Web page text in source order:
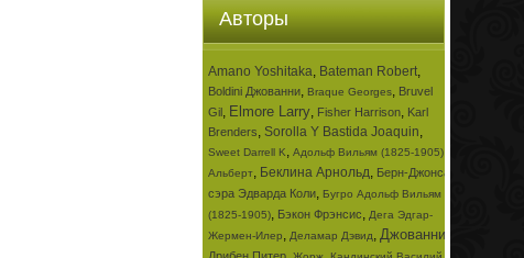
Авторы
Amano Yoshitaka, Bateman Robert,
Boldini Джованни, Braque Georges, Bruvel
Gil, Elmore Larry, Fisher Harrison, Karl
Brenders, Sorolla Y Bastida Joaquin,
Sweet Darrell K, Адольф Вильям (1825-1905)
Альберт, Беклина Арнольд, Берн-Джонса
сэра Эдварда Коли, Бугро Адольф Вильям
(1825-1905), Бэкон Фрэнсис, Дега Эдгар-
Жермен-Илер, Деламар Дэвид, Джованни